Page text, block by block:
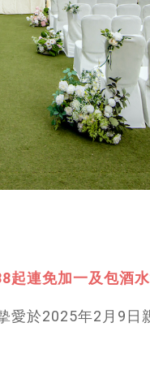
起連免加一及包酒
愛於2025年2月9日